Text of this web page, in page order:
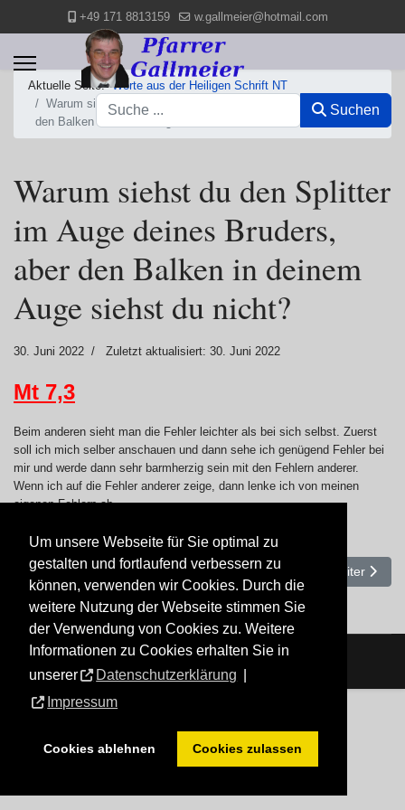
Um unsere Webseite für Sie optimal zu
gestalten und fortlaufend verbessern zu
können, verwenden wir Cookies. Durch die
weitere Nutzung der Webseite stimmen Sie
der Verwendung von Cookies zu. Weitere
Informationen zu Cookies erhalten Sie in
unserer
Datenschutzerklärung
Impressum
Cookies ablehnen Cookies zulassen
+49 171 8813159 w.gallmeier@hotmail.com
Suchen
Suchen
Aktuelle Seite:Worte aus der Heiligen Schrift NT
Warum siehst du den Splitter im Auge deines Bruders, aber
den Balken in deinem Auge siehst du nicht?
Warum siehst du den Splitter
im Auge deines Bruders,
aber den Balken in deinem
Auge siehst du nicht?
30. Juni 2022 Zuletzt aktualisiert: 30. Juni 2022
Mt 7,3
Beim anderen sieht man die Fehler leichter als bei sich selbst. Zuerst
soll ich mich selber anschauen und dann sehe ich genügend Fehler bei
mir und werde dann sehr barmherzig sein mit den Fehlern anderer.
Wenn ich auf die Fehler anderer zeige, dann lenke ich von meinen
eigenen Fehlern ab.
Vorheriger Beitrag: Richtet nicht, damit ihr nicht gerichtet werdet.
Zurück Nächster
Weiter